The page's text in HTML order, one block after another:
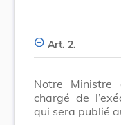
Art. 2.
Notre Ministre
chargé de
qui sera publié